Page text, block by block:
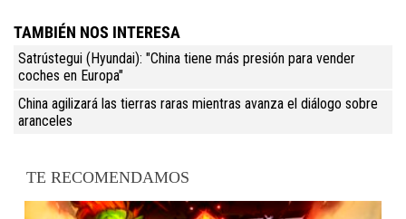
TAMBIÉN NOS INTERESA
Satrústegui (Hyundai): "China tiene más presión para vender
coches en Europa"
China agilizará las tierras raras mientras avanza el diálogo sobre
aranceles
TE RECOMENDAMOS